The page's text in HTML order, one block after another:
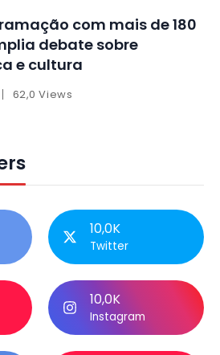
com mais de 180
debate sobre
e cultura
62,0 Views
10,0K
Twitter
10,0K
Instagram